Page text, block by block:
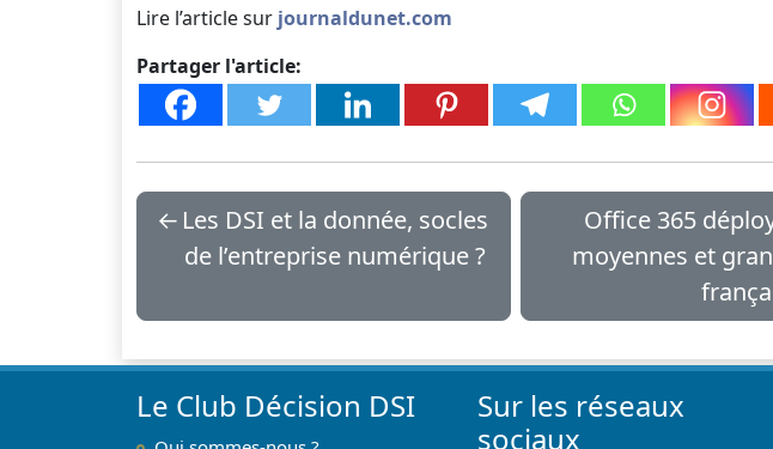
Lire l’article sur journaldunet.com
Partager l'article:
← Les DSI et la donnée, socles
de l’entreprise numérique ?
Office 365
moyennes et
Le Club Décision DSI
Sur les réseaux
sociaux